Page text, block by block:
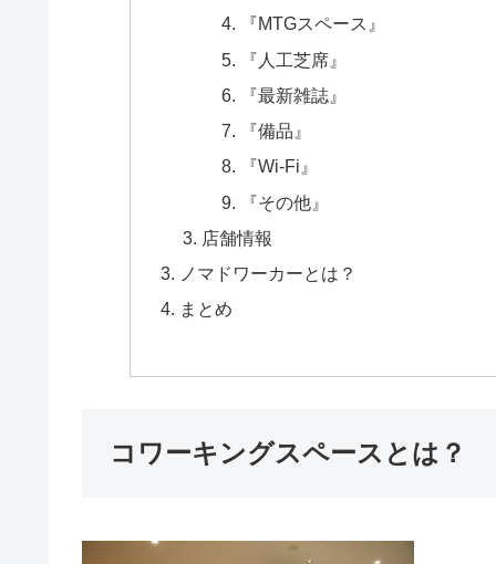
『MTGスペース』
『人工芝席』
『最新雑誌』
『備品』
『Wi-Fi』
『その他』
店舗情報
ノマドワーカーとは？
まとめ
コワーキングスペースとは？